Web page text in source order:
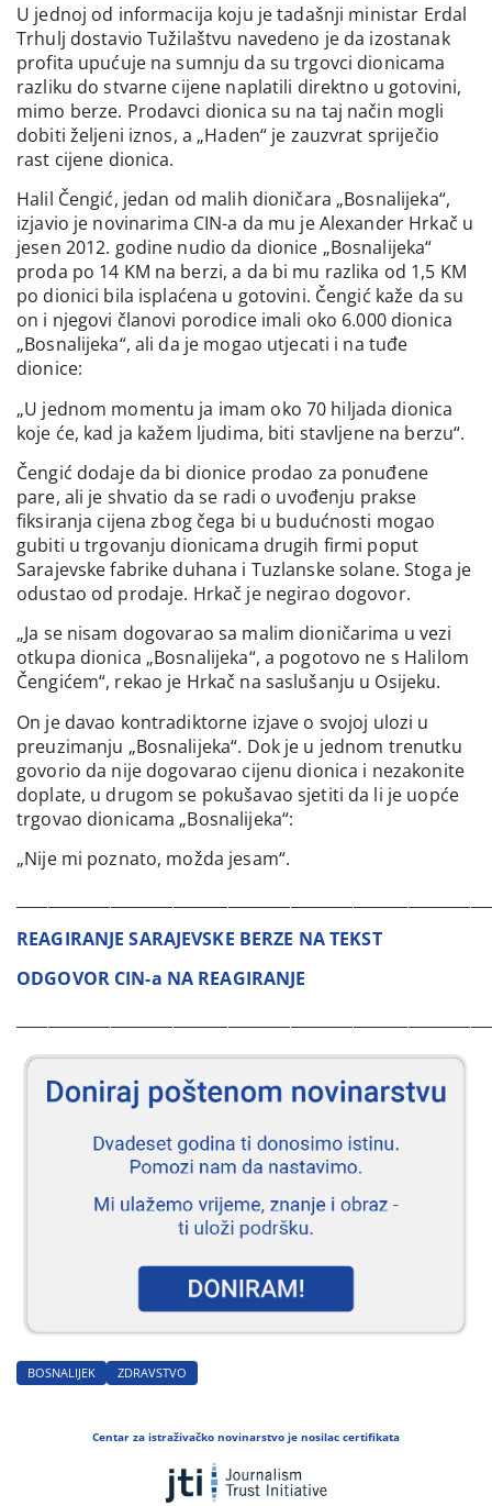
U jednoj od informacija koju je tadašnji ministar Erdal
Trhulj dostavio Tužilaštvu navedeno je da izostanak
profita upućuje na sumnju da su trgovci dionicama
razliku do stvarne cijene naplatili direktno u gotovini,
mimo berze. Prodavci dionica su na taj način mogli
dobiti željeni iznos, a „Haden“ je zauzvrat spriječio
rast cijene dionica.
Halil Čengić, jedan od malih dioničara „Bosnalijeka“,
izjavio je novinarima CIN-a da mu je Alexander Hrkač u
jesen 2012. godine nudio da dionice „Bosnalijeka“
proda po 14 KM na berzi, a da bi mu razlika od 1,5 KM
po dionici bila isplaćena u gotovini. Čengić kaže da su
on i njegovi članovi porodice imali oko 6.000 dionica
„Bosnalijeka“, ali da je mogao utjecati i na tuđe
dionice:
„U jednom momentu ja imam oko 70 hiljada dionica
koje će, kad ja kažem ljudima, biti stavljene na berzu“.
Čengić dodaje da bi dionice prodao za ponuđene
pare, ali je shvatio da se radi o uvođenju prakse
fiksiranja cijena zbog čega bi u budućnosti mogao
gubiti u trgovanju dionicama drugih firmi poput
Sarajevske fabrike duhana i Tuzlanske solane. Stoga je
odustao od prodaje. Hrkač je negirao dogovor.
„Ja se nisam dogovarao sa malim dioničarima u vezi
otkupa dionica „Bosnalijeka“, a pogotovo ne s Halilom
Čengićem“, rekao je Hrkač na saslušanju u Osijeku.
On je davao kontradiktorne izjave o svojoj ulozi u
preuzimanju „Bosnalijeka“. Dok je u jednom trenutku
govorio da nije dogovarao cijenu dionica i nezakonite
doplate, u drugom se pokušavao sjetiti da li je uopće
trgovao dionicama „Bosnalijeka“:
„Nije mi poznato, možda jesam“.
REAGIRANJE SARAJEVSKE BERZE NA TEKST
ODGOVOR CIN-a NA REAGIRANJE
BOSNALIJEK ZDRAVSTVO
Centar za istraživačko novinarstvo je nosilac certifikata